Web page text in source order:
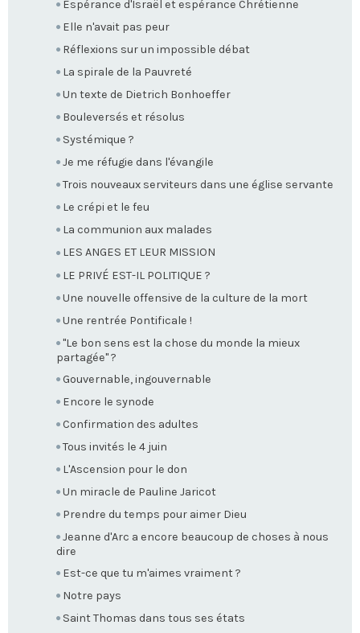
Espérance d'Israël et espérance Chrétienne
Elle n'avait pas peur
Réflexions sur un impossible débat
La spirale de la Pauvreté
Un texte de Dietrich Bonhoeffer
Bouleversés et résolus
Systémique ?
Je me réfugie dans l'évangile
Trois nouveaux serviteurs dans une église servante
Le crépi et le feu
La communion aux malades
LES ANGES ET LEUR MISSION
LE PRIVÉ EST-IL POLITIQUE ?
Une nouvelle offensive de la culture de la mort
Une rentrée Pontificale !
"Le bon sens est la chose du monde la mieux
partagée" ?
Gouvernable, ingouvernable
Encore le synode
Confirmation des adultes
Tous invités le 4 juin
L'Ascension pour le don
Un miracle de Pauline Jaricot
Prendre du temps pour aimer Dieu
Jeanne d'Arc a encore beaucoup de choses à nous
dire
Est-ce que tu m'aimes vraiment ?
Notre pays
Saint Thomas dans tous ses états